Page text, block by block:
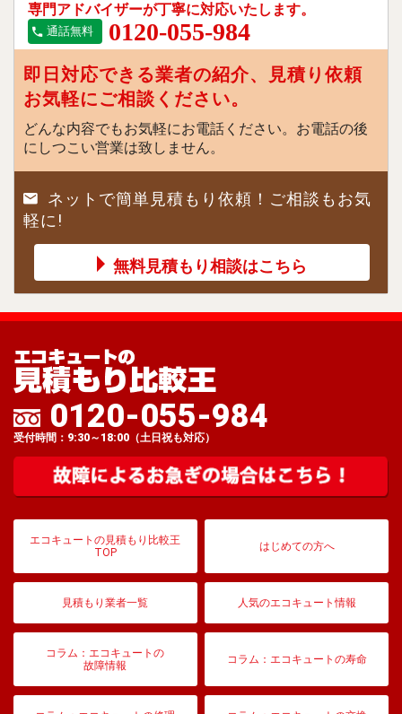
専門アドバイザーが丁寧に対応いたします。
通話無料 0120-055-984
即日対応できる業者の紹介、見積り依頼
お気軽にご相談ください。
どんな内容でもお気軽にお電話ください。お電話の後
にしつこい営業は致しません。
ネットで簡単見積もり依頼！ご相談もお気
軽に!
無料見積もり相談はこちら
0120-055-984
受付時間：9:30～18:00（土日祝も対応）
エコキュートの見積もり比較王
TOP
はじめての方へ
見積もり業者一覧 人気のエコキュート情報
コラム：エコキュートの
故障情報
コラム：エコキュートの寿命